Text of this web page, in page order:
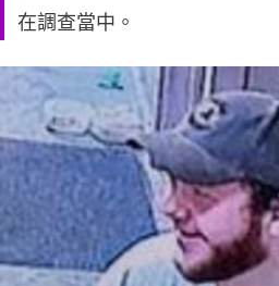
在調查當中。